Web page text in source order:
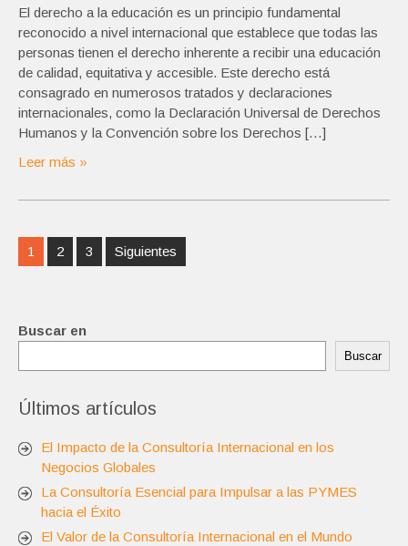
El derecho a la educación es un principio fundamental
reconocido a nivel internacional que establece que todas las
personas tienen el derecho inherente a recibir una educación
de calidad, equitativa y accesible. Este derecho está
consagrado en numerosos tratados y declaraciones
internacionales, como la Declaración Universal de Derechos
Humanos y la Convención sobre los Derechos […]
Leer más »
Navegación
de
1 2 3 Siguientes
Buscar en
Buscar
Últimos artículos
El Impacto de la Consultoría Internacional en los
Negocios Globales
La Consultoría Esencial para Impulsar a las PYMES
hacia el Éxito
El Valor de la Consultoría Internacional en el Mundo